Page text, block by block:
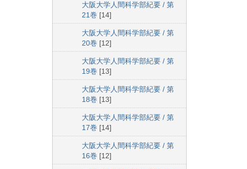
大阪大学人間科学部紀要 / 第
21巻 [14]
大阪大学人間科学部紀要 / 第
20巻 [12]
大阪大学人間科学部紀要 / 第
19巻 [13]
大阪大学人間科学部紀要 / 第
18巻 [13]
大阪大学人間科学部紀要 / 第
17巻 [14]
大阪大学人間科学部紀要 / 第
16巻 [12]